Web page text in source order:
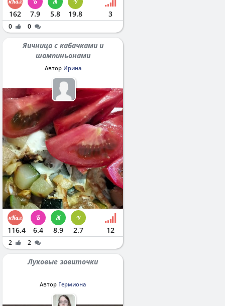
162 7.9 5.8 19.8 3
0 0
Яичница с кабачками и
шампиньонами
Автор Ирина
116.4 6.4 8.9 2.7 12
2 2
Луковые завиточки
Автор Гермиона